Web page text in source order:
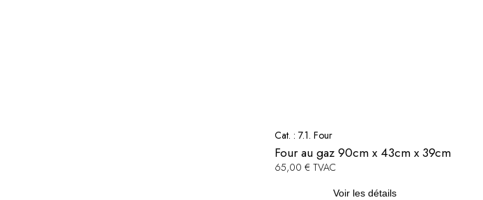
Cat. : 7.1. Four
Four au gaz 90cm x 43cm x 39cm
65,00 € TVAC
Voir les détails